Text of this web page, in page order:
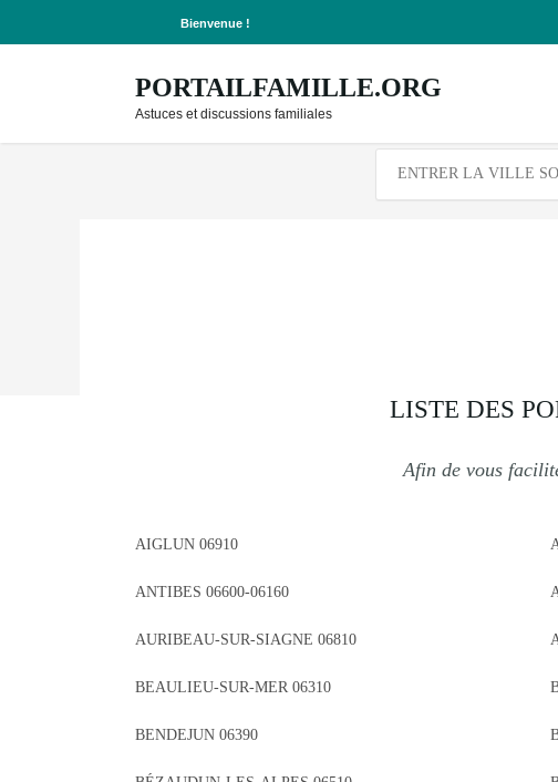
Bienvenue !
PORTAILFAMILLE.ORG
Astuces et discussions familiales
LISTE DES
Afin de vous
AIGLUN 06910
ANTIBES 06600-06160
AURIBEAU-SUR-SIAGNE 06810
BEAULIEU-SUR-MER 06310
BENDEJUN 06390